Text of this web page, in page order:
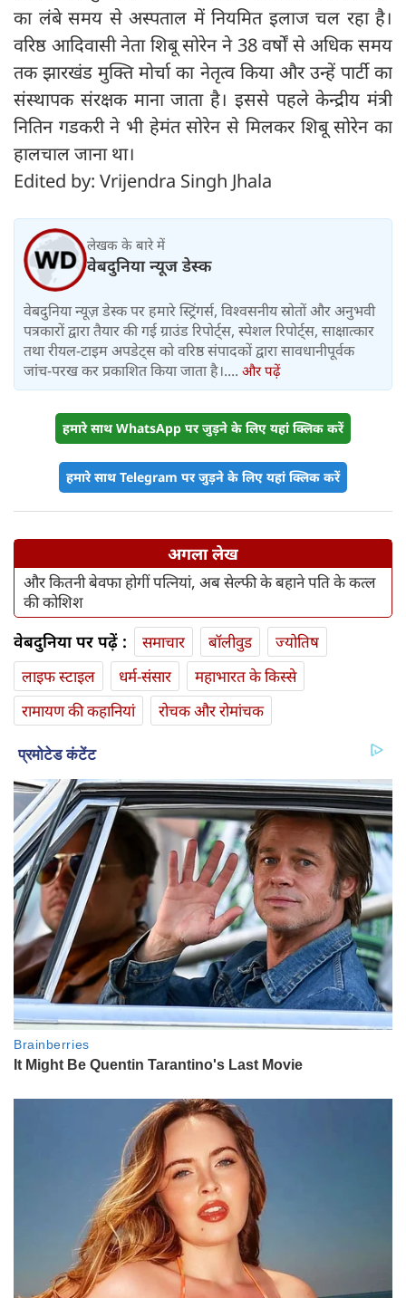
का लंबे समय से अस्पताल में नियमित इलाज चल रहा है।
वरिष्ठ आदिवासी नेता शिबू सोरेन ने 38 वर्षों से अधिक समय
तक झारखंड मुक्ति मोर्चा का नेतृत्व किया और उन्हें पार्टी का
संस्थापक संरक्षक माना जाता है। इससे पहले केन्द्रीय मंत्री
नितिन गडकरी ने भी हेमंत सोरेन से मिलकर शिबू सोरेन का
हालचाल जाना था।
Edited by: Vrijendra Singh Jhala
लेखक के बारे में
वेबदुनिया न्यूज डेस्क
वेबदुनिया न्यूज़ डेस्क पर हमारे स्ट्रिंगर्स, विश्वसनीय स्रोतों और अनुभवी
पत्रकारों द्वारा तैयार की गई ग्राउंड रिपोर्ट्स, स्पेशल रिपोर्ट्स, साक्षात्कार
तथा रीयल-टाइम अपडेट्स को वरिष्ठ संपादकों द्वारा सावधानीपूर्वक
जांच-परख कर प्रकाशित किया जाता है।.... और पढ़ें
हमारे साथ WhatsApp पर जुड़ने के लिए यहां क्लिक करें
हमारे साथ Telegram पर जुड़ने के लिए यहां क्लिक करें
अगला लेख
और कितनी बेवफा होगीं पत्‍नियां, अब सेल्‍फी के बहाने पति के कत्‍ल
की कोशिश
वेबदुनिया पर पढ़ें : समाचार बॉलीवुड
ज्योतिष
लाइफ स्‍टाइल
धर्म-संसार
महाभारत के किस्से
रामायण की कहानियां
रोचक और रोमांचक